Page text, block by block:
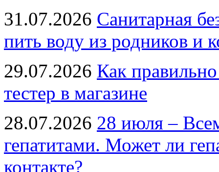
31.07.2026 Санитарная
пить воду из родников и
29.07.2026 Как
тестер в магазине
28.07.2026 28 июля –
гепатитами. Может ли
контакте?